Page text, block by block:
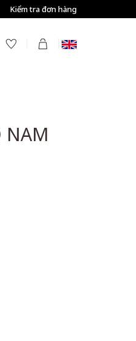
thêm 8% tất cả sản phẩm ở bước
Kiểm tra đơn hàng
NAM